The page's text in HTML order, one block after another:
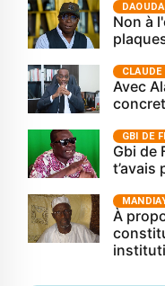
Non à
CLAUDE
Avec
GBI DE
Gbi de
t’avais
À